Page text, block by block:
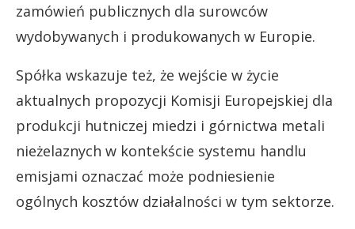
zamówień publicznych dla surowców
wydobywanych i produkowanych w Europie.
Spółka wskazuje też, że wejście w życie
aktualnych propozycji Komisji Europejskiej dla
produkcji hutniczej miedzi i górnictwa metali
nieżelaznych w kontekście systemu handlu
emisjami oznaczać może podniesienie
ogólnych kosztów działalności w tym sektorze.